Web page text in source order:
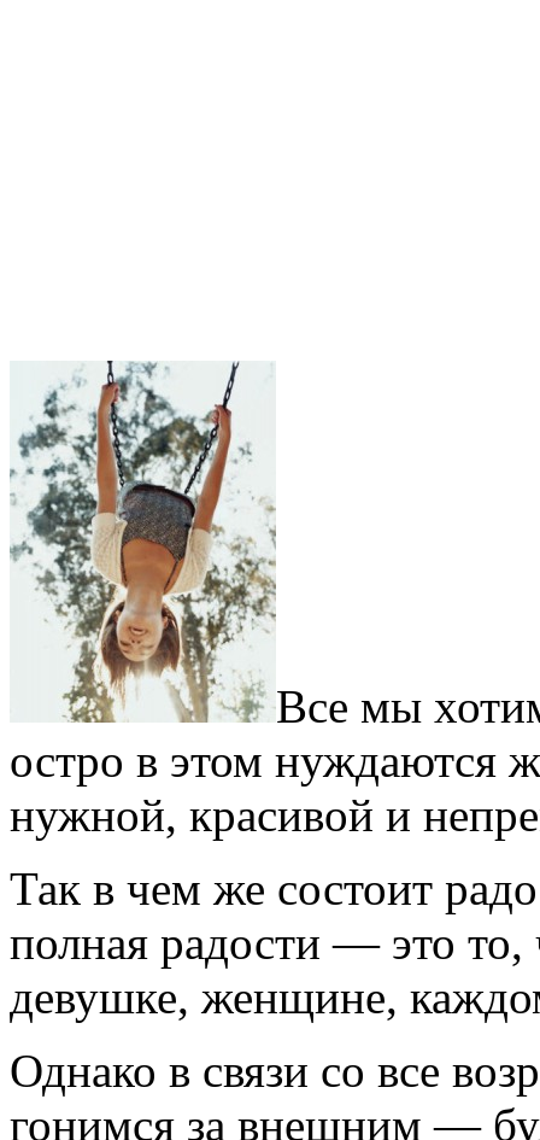
Все мы
остро в этом нуждаются
нужной, красивой и
Так в чем же состоит
полная радости — это то,
девушке, женщине,
Однако в связи со все
гонимся за внешним —